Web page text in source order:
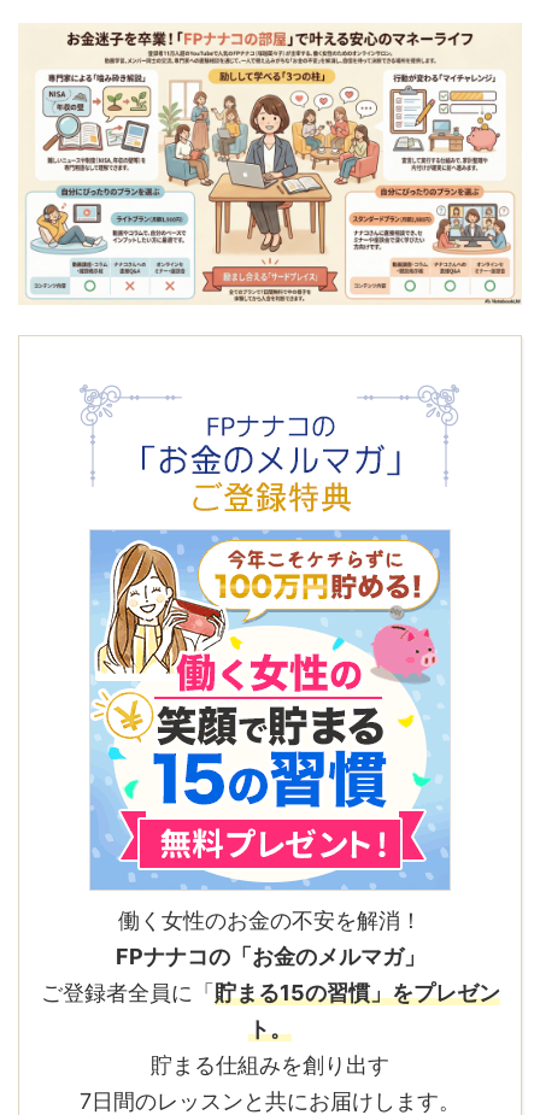
働く女性のお金の不安を解消！
FPナナコの「お金のメルマガ」
ご登録者全員に「貯まる15の習慣」をプレゼン
ト。
貯まる仕組みを創り出す
7日間のレッスンと共にお届けします。